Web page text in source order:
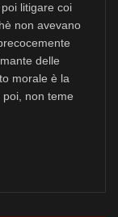
litigare coi
non avevano
delle
morale è la
non teme